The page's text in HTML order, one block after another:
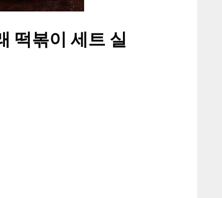
떡볶이 세트 실